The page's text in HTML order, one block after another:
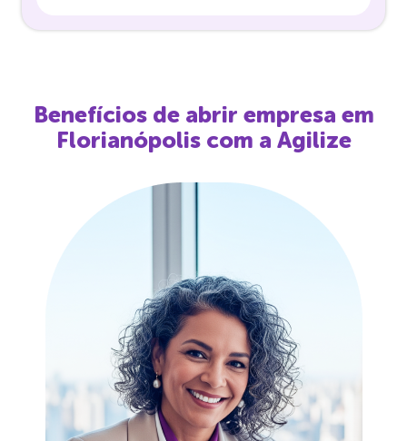
Benefícios de abrir empresa em
Florianópoliscom a Agilize